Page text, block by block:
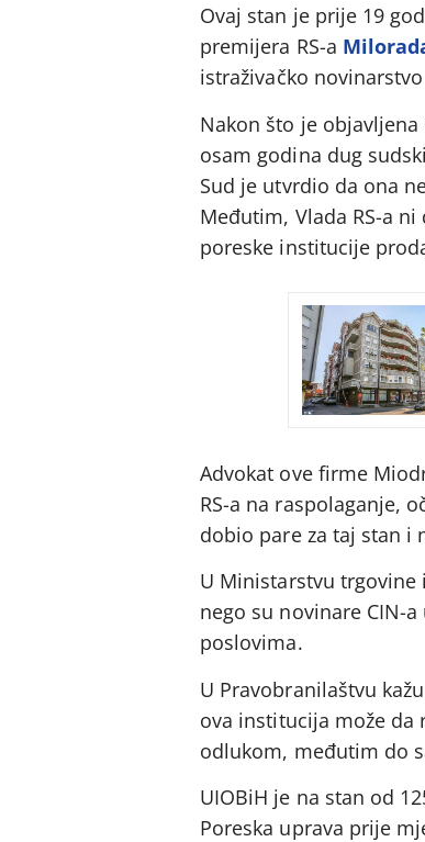
Ovaj stan je prije 19
premijera RS-a
istraživačko
Nakon što je
osam godina dug
Sud je utvrdio da ona
Međutim, Vlada RS-a
poreske institucije
Advokat ove firme
RS-a na raspolaganje,
dobio pare za taj stan i
U Ministarstvu trgovine
nego su novinare CIN-
poslovima.
U Pravobranilaštvu
ova institucija može da
odlukom, međutim do
UIOBiH je na stan od
Poreska uprava prije